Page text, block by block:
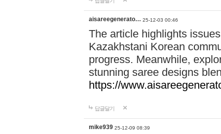
aisareegenerato… 25-12-03 00:46
The article highlights
Kazakhstani Korean
progress. Meanwhile,
stunning saree designs
https://
답글달기
mike939 25-12-09 08:39